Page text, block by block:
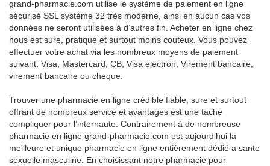
grand-pharmacie.com utilise le système de paiement en ligne
sécurisé SSL système 32 très moderne, ainsi en aucun cas vos
données ne seront utilisées à d’autres fin. Acheter en ligne chez
nous est sure, pratique et surtout moins couteux. Vous pouvez
effectuer votre achat via les nombreux moyens de paiement
suivant: Visa, Mastercard, CB, Visa electron, Virement bancaire,
virement bancaire ou cheque.
Trouver une pharmacie en ligne crédible fiable, sure et surtout
offrant de nombreux service et avantages est une tache
compliquer pour l’internaute. Contrairement à de nombreuse
pharmacie en ligne grand-pharmacie.com est aujourd’hui la
meilleure et unique pharmacie en ligne entièrement dédié a sante
sexuelle masculine. En choisissant notre pharmacie pour